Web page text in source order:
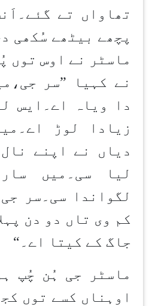
تھاواں تے
پچھے بیٹھے سُکھی
ماسٹر نے اوس توں
نے کہیا ”سر
دا ویاہ اے۔ایس
زیادا لوڑ
دیاں نے اپنے نال
لیا سی۔میں
لگواندا سی۔سر
کم وی تاں دو دن
جاگ کے کیتا اے۔“
ماسٹر جی ہُن چُپ
اوہناں کسے توں